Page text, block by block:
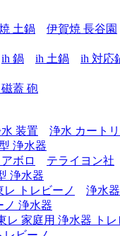
土鍋
伊賀焼 長谷園
ih 鍋 ih 土鍋
ih 対応
蓋 砲
装置
浄水 カート
浄水器
ボロ
テライヨン社
浄水器
レ トレビーノ
浄水
ノ 浄水器
レ 家庭用 浄水器 トレ